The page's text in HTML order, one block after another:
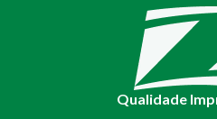
Qualidade